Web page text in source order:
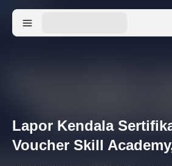
Lapor Kendala
Voucher Skill